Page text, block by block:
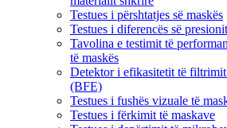
Testues i përshtatjes së maskës
Testues i diferencës së
Tavolina e testimit të
të maskës
Detektor i efikasitetit të filtrimit
(BFE)
Testues i fushës vizuale të
Testues i fërkimit të maskave